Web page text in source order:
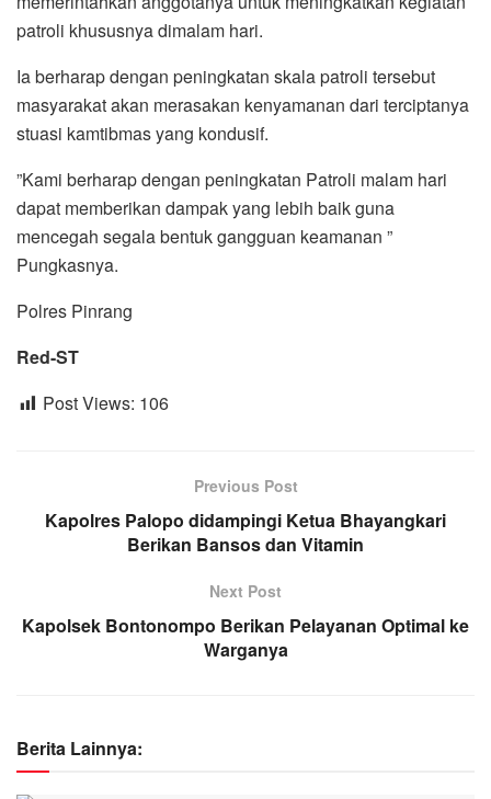
patroli khususnya dimalam hari.
Ia berharap dengan peningkatan skala patroli tersebut
masyarakat akan merasakan kenyamanan dari terciptanya
stuasi kamtibmas yang kondusif.
”Kami berharap dengan peningkatan Patroli malam hari
dapat memberikan dampak yang lebih baik guna
mencegah segala bentuk gangguan keamanan ”
Pungkasnya.
Polres Pinrang
Red-ST
Post Views: 106
Previous Post
Kapolres Palopo didampingi Ketua Bhayangkari
Berikan Bansos dan Vitamin
Next Post
Kapolsek Bontonompo Berikan Pelayanan Optimal ke
Warganya
Berita Lainnya: